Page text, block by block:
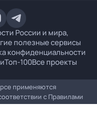
России и мира,
полезные сервисы
конфиденциальности
Топ-100Все проекты
применяются
с Правилами